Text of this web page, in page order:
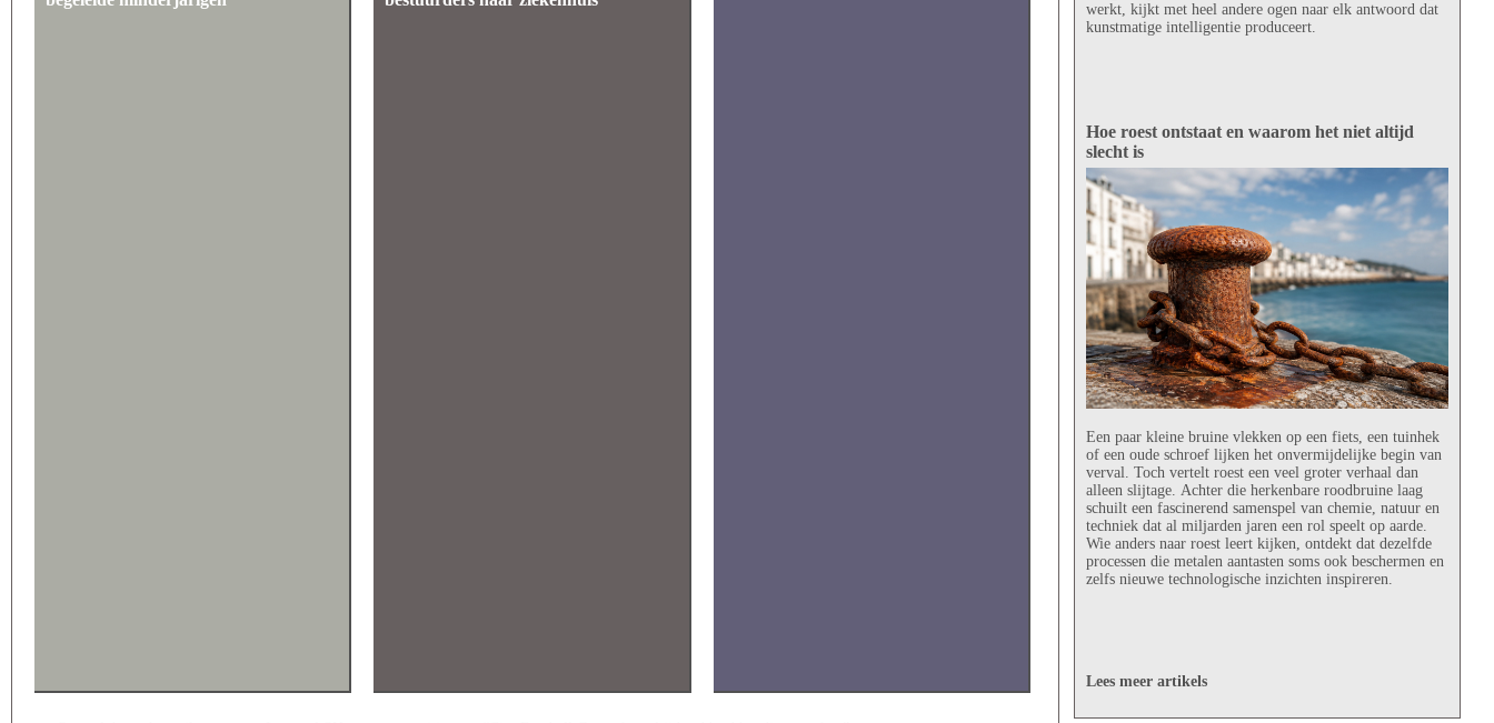
werkt, kijkt met heel andere ogen naar elk antwoord dat
kunstmatige intelligentie produceert.
Hoe roest ontstaat en waarom het niet altijd
slecht is
Een paar kleine bruine vlekken op een fiets, een tuinhek
of een oude schroef lijken het onvermijdelijke begin van
verval. Toch vertelt roest een veel groter verhaal dan
alleen slijtage. Achter die herkenbare roodbruine laag
schuilt een fascinerend samenspel van chemie, natuur en
techniek dat al miljarden jaren een rol speelt op aarde.
Wie anders naar roest leert kijken, ontdekt dat dezelfde
processen die metalen aantasten soms ook beschermen en
zelfs nieuwe technologische inzichten inspireren.
Lees meer artikels